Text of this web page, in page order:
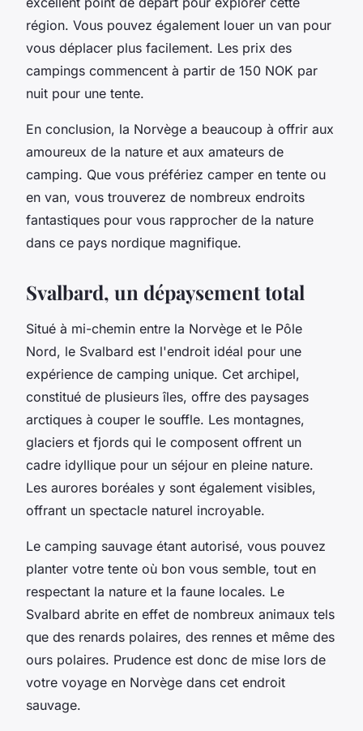
région. Vous pouvez également louer un van pour
vous déplacer plus facilement. Les prix des
campings commencent à partir de 150 NOK par
nuit pour une tente.
En conclusion, la Norvège a beaucoup à offrir aux
amoureux de la nature et aux amateurs de
camping. Que vous préfériez camper en tente ou
en van, vous trouverez de nombreux endroits
fantastiques pour vous rapprocher de la nature
dans ce pays nordique magnifique.
Svalbard, un dépaysement total
Situé à mi-chemin entre la Norvège et le Pôle
Nord, le Svalbard est l'endroit idéal pour une
expérience de camping unique. Cet archipel,
constitué de plusieurs îles, offre des paysages
arctiques à couper le souffle. Les montagnes,
glaciers et fjords qui le composent offrent un
cadre idyllique pour un séjour en pleine nature.
Les aurores boréales y sont également visibles,
offrant un spectacle naturel incroyable.
Le camping sauvage étant autorisé, vous pouvez
planter votre tente où bon vous semble, tout en
respectant la nature et la faune locales. Le
Svalbard abrite en effet de nombreux animaux tels
que des renards polaires, des rennes et même des
ours polaires. Prudence est donc de mise lors de
votre voyage en Norvège dans cet endroit
sauvage.